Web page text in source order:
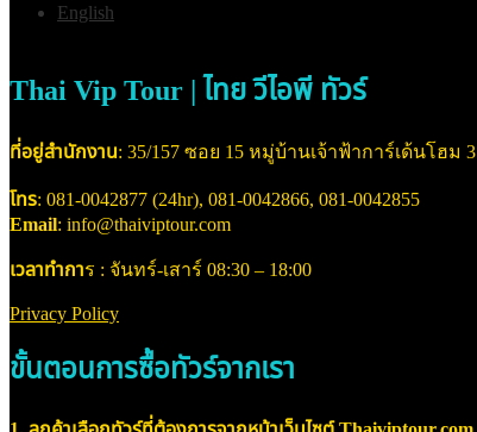
English
Thai Vip Tour | ไทย วีไอพี ทัวร์
ที่อยู่สำนักงาน: 35/157 ซอย 15 หมู่บ้านเจ้าฟ้าการ์เด้นโฮม
โทร: 081-0042877 (24hr), 081-0042866, 081-0042855
Email: info@thaiviptour.com
เวลาทำการ : จันทร์-เสาร์ 08:30 – 18:00
Privacy Policy
ขั้นตอนการซื้อทัวร์จากเรา